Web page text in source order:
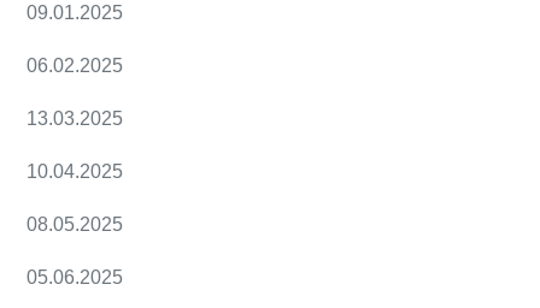
09.01.2025
06.02.2025
13.03.2025
10.04.2025
08.05.2025
05.06.2025